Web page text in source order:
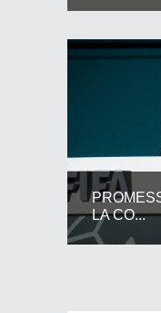
LA CO...